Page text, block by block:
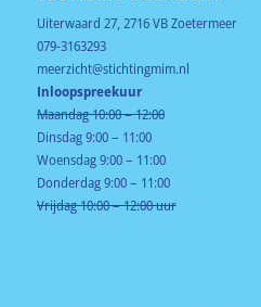
Uiterwaard 27, 2716 VB Zoetermeer
079-3163293
meerzicht@stichtingmim.nl
Inloopspreekuur
Maandag 10:00 – 12:00
Dinsdag 9:00 – 11:00
Woensdag 9:00 – 11:00
Donderdag 9:00 – 11:00
Vrijdag 10:00 – 12:00 uur